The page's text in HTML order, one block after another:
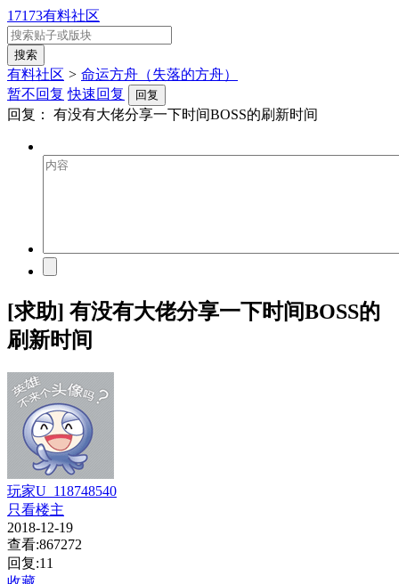
17173有料社区
有料社区 > 命运方舟（失落的方舟）
暂不回复 快速回复 回复
回复： 有没有大佬分享一下时间BOSS的刷新时间
[求助] 有没有大佬分享一下时间BOSS的
刷新时间
玩家U_118748540
只看楼主
2018-12-19
查看:867272
回复:11